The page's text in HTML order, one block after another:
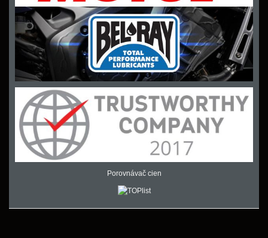
Porovnávač cien